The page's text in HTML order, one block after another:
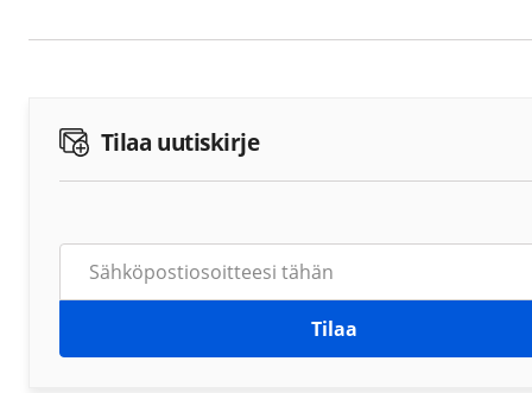
Tilaa uutiskirje
Tilaa